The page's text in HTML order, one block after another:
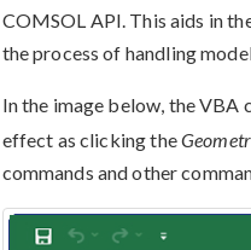
COMSOL API. This aids in
the process of handling
In the image below, the VBA
effect as clicking the
commands and other